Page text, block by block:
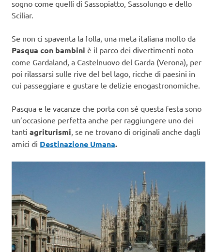
sogno come quelli di Sassopiatto, Sassolungo e dello
Sciliar.
Se non ci spaventa la folla, una meta italiana molto da
Pasqua con bambini è il parco dei divertimenti noto
come Gardaland, a Castelnuovo del Garda (Verona), per
poi rilassarsi sulle rive del bel lago, ricche di paesini in
cui passeggiare e gustare le delizie enogastronomiche.
Pasqua e le vacanze che porta con sé questa festa sono
un’occasione perfetta anche per raggiungere uno dei
tanti agriturismi , se ne trovano di originali anche dagli
amici di Destinazione Umana.